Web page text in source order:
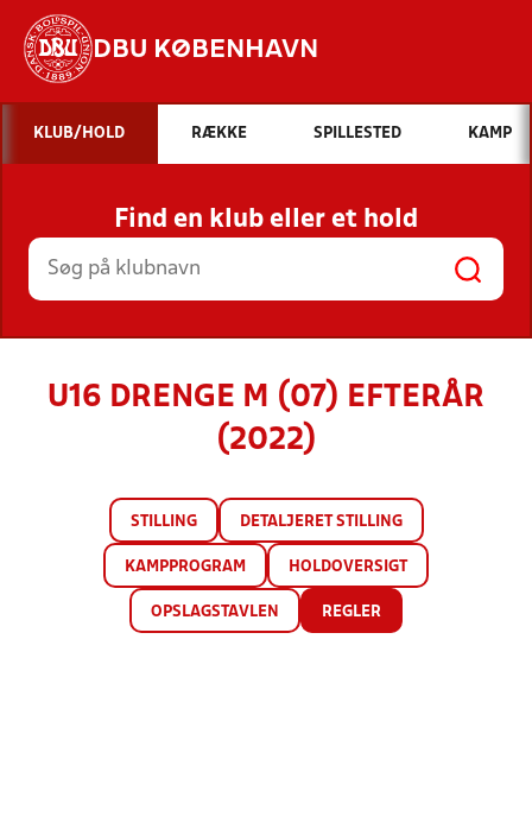
DBU KØBENHAVN
Hvad vil du søge efter?
INDHOLD OG NYHEDER
STILLINGER, RESULTATER, KLUBBER OG
HOLD
KLUB/HOLD RÆKKE SPILLESTED KAMP
Find en klub eller et hold
U16 DRENGE M (07) EFTERÅR
(2022)
STILLING DETALJERET STILLING
KAMPPROGRAM HOLDOVERSIGT
OPSLAGSTAVLEN REGLER